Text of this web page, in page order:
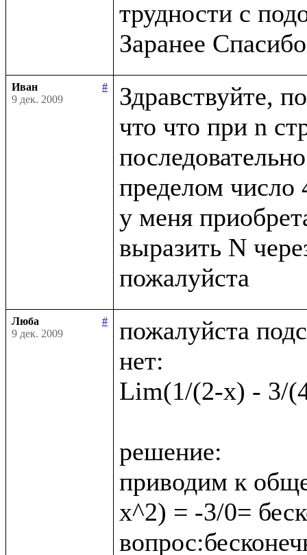
трудности с
Иван
#
9 дек. 2009
Здравствуйте,
что что при n
пределом число
у меня
выразить N
Люба
#
9 дек. 2009
пожалуйста
нет:
Lim(1/(2-x) - 3/
решение:
приводим к
x^2) = -3/0=